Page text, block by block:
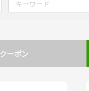
クーポン